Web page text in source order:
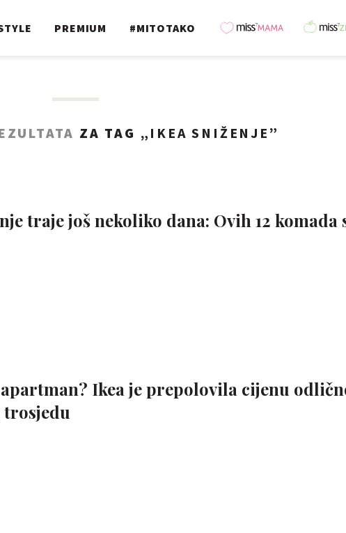
PREMIUM #MITOTAKO
ZA TAG „ IKEA SNIŽENJE ”
traje još nekoliko dana: Ovih 12 komada
Ikea je prepolovila cijenu